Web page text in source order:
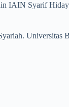
IAIN Syarif
Universitas